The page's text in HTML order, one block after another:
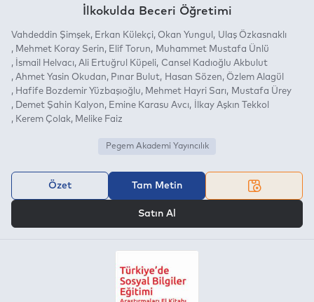
İlkokulda Beceri Öğretimi
Vahdeddin Şimşek Erkan Külekçi Okan Yungul
Ulaş Özkasnaklı
Mehmet Koray Serin
Elif Torun
Muhammet Mustafa Ünlü
İsmail Helvacı Ali Ertuğrul Küpeli
Cansel Kadıoğlu Akbulut
Ahmet Yasin Okudan
Pınar Bulut Hasan Sözen
Özlem Alagül
Hafife Bozdemir Yüzbaşıoğlu
Mehmet Hayri Sarı
Mustafa Ürey
Demet Şahin Kalyon
Emine Karasu Avcı
İlkay Aşkın Tekkol
Kerem Çolak
Melike Faiz
Pegem Akademi Yayıncılık
Özet Tam Metin
Satın Al